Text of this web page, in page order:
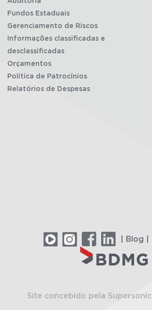
Fundos Estaduais
Gerenciamento de Riscos
Informações classificadas e
desclassificadas
Orçamentos
Política de Patrocínios
Relatórios de Despesas
| Blog |
Site concebido pela Supersonic